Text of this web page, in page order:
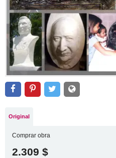
Original
Comprar obra
2.309 $